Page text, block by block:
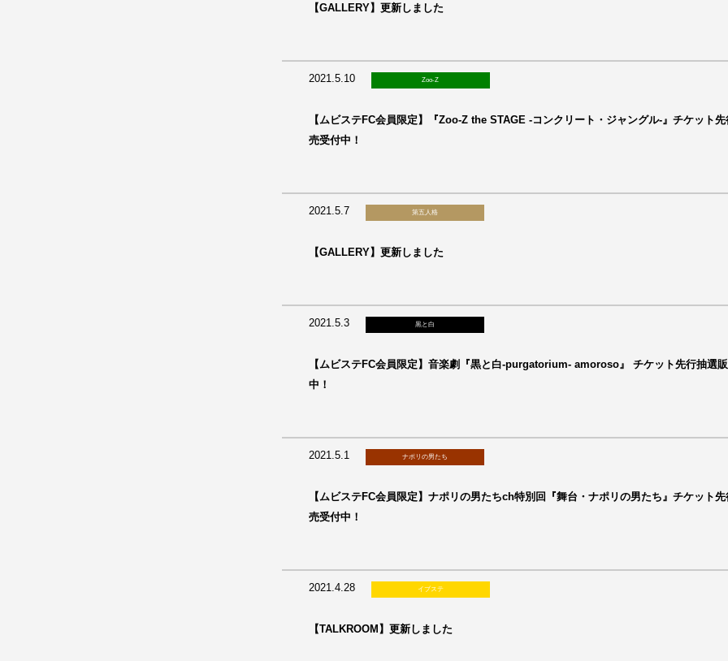
【GALLERY】更新しました
2021.5.10 Zoo-Z
【ムビステFC会員限定】『Zoo-Z the STAGE -コンクリート・ジャングル-』チケット先
売受付中！
2021.5.7 第五人格
【GALLERY】更新しました
2021.5.3 黒と白
【ムビステFC会員限定】音楽劇『黒と白-purgatorium- amoroso』 チケット先行抽選
中！
2021.5.1 ナポリの男たち
【ムビステFC会員限定】ナポリの男たちch特別回『舞台・ナポリの男たち』チケット先
売受付中！
2021.4.28 イブステ
【TALKROOM】更新しました